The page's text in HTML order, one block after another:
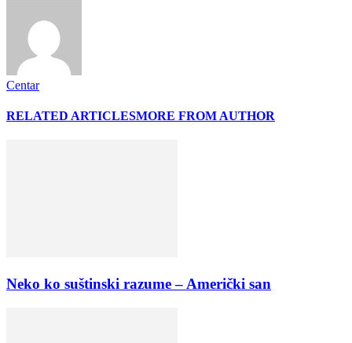
Centar
RELATED ARTICLESMORE FROM AUTHOR
Neko ko suštinski razume – Američki san